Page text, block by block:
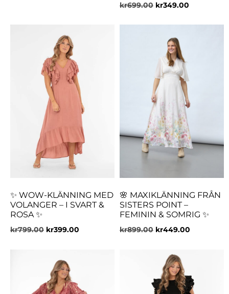
kr699.00 kr349.00
✨ WOW-KLÄNNING MED
VOLANGER – I SVART &
ROSA ✨
kr799.00 kr399.00
🌸 MAXIKLÄNNING FRÅN
SISTERS POINT –
FEMININ & SOMRIG ✨
kr899.00 kr449.00